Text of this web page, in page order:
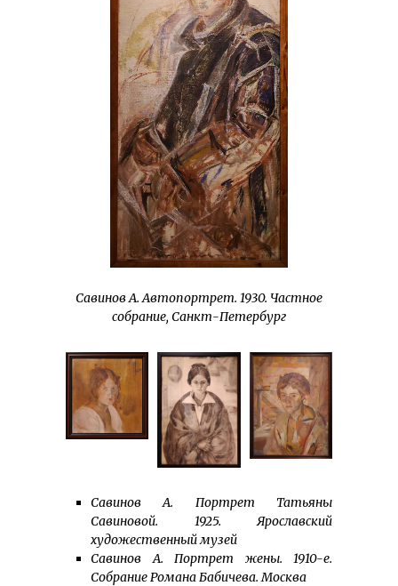
Савинов А. Автопортрет. 1930. Частное
собрание, Санкт-Петербург
Савинов А. Портрет Татьяны
Савиновой. 1925. Ярославский
художественный музей
Савинов А. Портрет жены. 1910-е.
Собрание Романа Бабичева. Москва